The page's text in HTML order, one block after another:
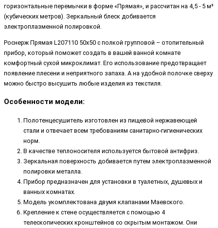
горизонтальные перемычки в форме «Прямая», и рассчитан на 4,5 - 5 м³
(кубических метров). Зеркальный блеск добивается
электроплазменной полировкой.
Роснерж Прямая L207110 50x50 с полкой групповой – отопительный
прибор, который поможет создать в вашей ванной комнате
комфортный сухой микроклимат. Его использование предотвращает
появление плесени и неприятного запаха. А на удобной полочке сверху
можно быстро высушить любые изделия из текстиля.
Особенности модели:
Полотенцесушитель изготовлен из пищевой нержавеющей
стали и отвечает всем требованиям санитарно-гигиенических
норм.
В качестве теплоносителя используется бытовой антифриз.
Зеркальная поверхность добивается путем электроплазменной
полировки металла.
Прибор предназначен для установки в туалетных, душевых и
ванных комнатах.
Модель укомплектована двумя клапанами Маевского.
Крепление к стене осуществляется с помощью 4
телескопических кронштейнов со скрытым монтажом. Они